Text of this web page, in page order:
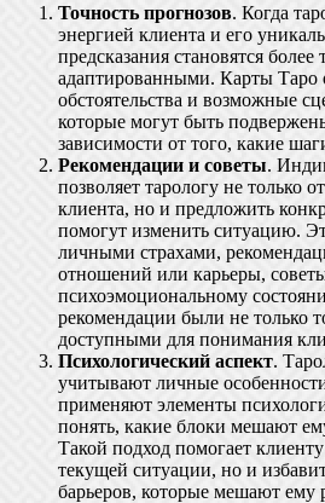
Точность прогнозов. Когда
энергией клиента и его
предсказания становятся
адаптированными. Карты Таро
обстоятельства и возможные
которые могут быть
зависимости от того, какие
Рекомендации и советы.
позволяет тарологу не только
клиента, но и предложить
помогут изменить ситуацию.
личными страхами,
отношений или карьеры,
психоэмоциональному
рекомендации были не только
доступными для понимания
Психологический аспект.
учитывают личные
применяют элементы
понять, какие блоки мешают
Такой подход помогает клиенту
текущей ситуации, но и
барьеров, которые мешают ему